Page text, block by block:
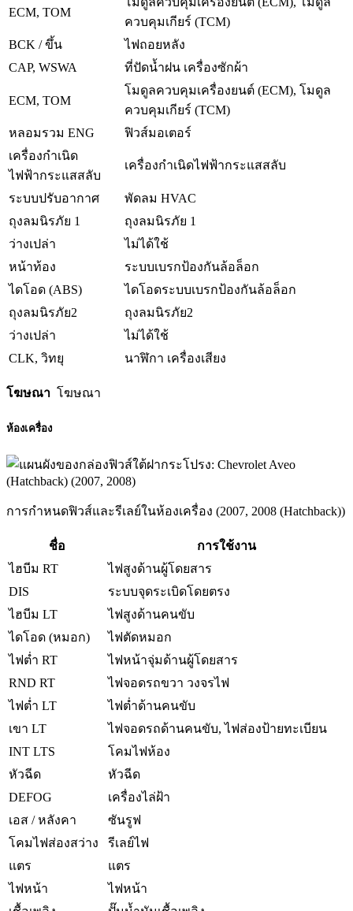
ECM, TOM
ควบคุมเกียร์ (TCM)
BCK / ขึ้น
ไฟถอยหลัง
CAP, WSWA
ที่ปัดน้ำฝน เครื่องซักผ้า
ECM, TOM
โมดูลควบคุมเครื่องยนต์ (ECM), โมดูล
ควบคุมเกียร์ (TCM)
หลอมรวม ENG
ฟิวส์มอเตอร์
เครื่องกำเนิด
ไฟฟ้ากระแสสลับ
เครื่องกำเนิดไฟฟ้ากระแสสลับ
ระบบปรับอากาศ
พัดลม HVAC
ถุงลมนิรภัย 1
ถุงลมนิรภัย 1
ว่างเปล่า
ไม่ได้ใช้
หน้าท้อง
ระบบเบรกป้องกันล้อล็อก
ไดโอด (ABS)
ไดโอดระบบเบรกป้องกันล้อล็อก
ถุงลมนิรภัย2
ถุงลมนิรภัย2
ว่างเปล่า
ไม่ได้ใช้
CLK, วิทยุ
นาฬิกา เครื่องเสียง
โฆษณา โฆษณา
ห้องเครื่อง
การกำหนดฟิวส์และรีเลย์ในห้องเครื่อง (2007, 2008 (Hatchback))
ชื่อ
การใช้งาน
ไฮบีม RT
ไฟสูงด้านผู้โดยสาร
DIS
ระบบจุดระเบิดโดยตรง
ไฮบีม LT
ไฟสูงด้านคนขับ
ไดโอด (หมอก)
ไฟตัดหมอก
ไฟต่ำ RT
ไฟหน้าจุ่มด้านผู้โดยสาร
RND RT
ไฟจอดรถขวา วงจรไฟ
ไฟต่ำ LT
ไฟต่ำด้านคนขับ
เขา LT
ไฟจอดรถด้านคนขับ, ไฟส่องป้ายทะเบียน
INT LTS
โคมไฟห้อง
หัวฉีด
หัวฉีด
DEFOG
เครื่องไล่ฝ้า
เอส / หลังคา
ซันรูฟ
โคมไฟส่องสว่าง
รีเลย์ไฟ
แตร
แตร
ไฟหน้า
ไฟหน้า